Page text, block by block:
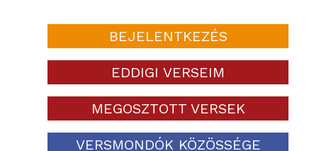
BEJELENTKEZÉS
EDDIGI VERSEIM
MEGOSZTOTT VERSEK
VERSMONDÓK KÖZÖSSÉGE